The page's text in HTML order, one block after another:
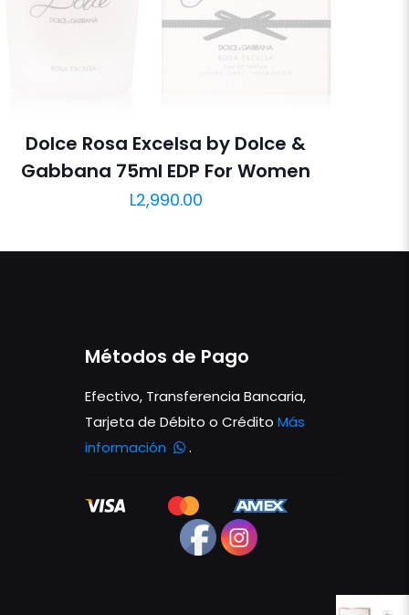
Dolce Rosa Excelsa by Dolce &
Gabbana 75ml EDP For Women
L2,990.00
Métodos de Pago
Efectivo, Transferencia Bancaria,
Tarjeta de Débito o CréditoMás
información
.